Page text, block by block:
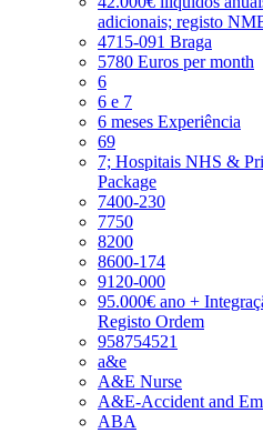
adicionais; registo
4715-091 Braga
5780 Euros per month
6
6 e 7
6 meses Experiência
69
7; Hospitais NHS &
Package
7400-230
7750
8200
8600-174
9120-000
95.000€ ano +
Registo Ordem
958754521
a&e
A&E Nurse
A&E-Accident and
ABA